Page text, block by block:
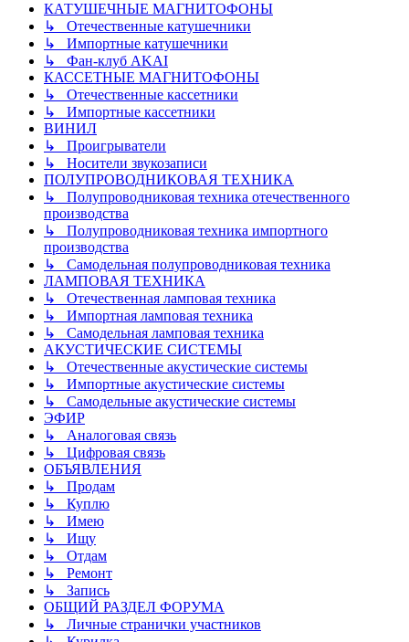
КАТУШЕЧНЫЕ МАГНИТОФОНЫ
↳ Отечественные катушечники
↳ Импортные катушечники
↳ Фан-клуб AKAI
КАССЕТНЫЕ МАГНИТОФОНЫ
↳ Отечественные кассетники
↳ Импортные кассетники
ВИНИЛ
↳ Проигрыватели
↳ Носители звукозаписи
ПОЛУПРОВОДНИКОВАЯ ТЕХНИКА
↳ Полупроводниковая техника отечественного
производства
↳ Полупроводниковая техника импортного
производства
↳ Самодельная полупроводниковая техника
ЛАМПОВАЯ ТЕХНИКА
↳ Отечественная ламповая техника
↳ Импортная ламповая техника
↳ Самодельная ламповая техника
АКУСТИЧЕСКИЕ СИСТЕМЫ
↳ Отечественные акустические системы
↳ Импортные акустические системы
↳ Самодельные акустические системы
ЭФИР
↳ Аналоговая связь
↳ Цифровая связь
ОБЪЯВЛЕНИЯ
↳ Продам
↳ Куплю
↳ Имею
↳ Ищу
↳ Отдам
↳ Ремонт
↳ Запись
ОБЩИЙ РАЗДЕЛ ФОРУМА
↳ Личные странички участников